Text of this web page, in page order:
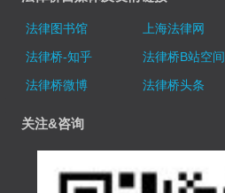
法律图书馆 上海法律网
法律桥-知乎
法律桥B站空间
法律桥微博
法律桥头条
关注&咨询